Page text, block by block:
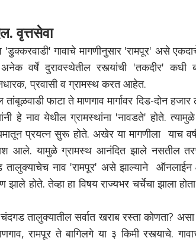
वृत्तसेवा
गावाचे मागणीनुसार 'रामपूर' असे
अनेक वर्षे दुरावस्थेतील रस्त्यांची 'तकदीर'
प्रवासी व ग्रामस्थ करत आहेत.
फाटा ते माणगाव मार्गावर दिड-दोन
हे नाव येथील ग्रामस्थांना 'नावडते' होते.
प्रयत्न सुरू होते. अखेर या मागणीला याच
यामुळे ग्रामस्थ आनंदित झाले नसतील तरच
तालुक्याचेच नाव 'रामपूर' असे झाल्याने ऑनलाईन
झाले होते. तेव्हा हा विषय राज्यभर चर्चेचा झाला
तालुक्यातील सर्वात खराब रस्ता कोणता? असा
रामपूर ते बागिलगे या ३ किमी रस्त्याचे.